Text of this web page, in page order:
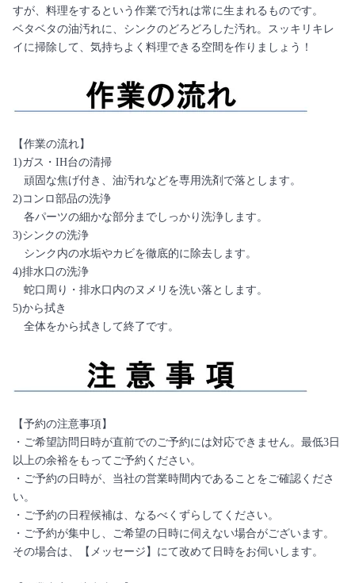
すが、料理をするという作業で汚れは常に生まれるものです。
ベタベタの油汚れに、シンクのどろどろした汚れ。スッキリキレ
イに掃除して、気持ちよく料理できる空間を作りましょう！
【作業の流れ】
1)ガス・IH台の清掃
頑固な焦げ付き、油汚れなどを専用洗剤で落とします。
2)コンロ部品の洗浄
各パーツの細かな部分までしっかり洗浄します。
3)シンクの洗浄
シンク内の水垢やカビを徹底的に除去します。
4)排水口の洗浄
蛇口周り・排水口内のヌメリを洗い落とします。
5)から拭き
全体をから拭きして終了です。
【予約の注意事項】
・ご希望訪問日時が直前でのご予約には対応できません。最低3日
以上の余裕をもってご予約ください。
・ご予約の日時が、当社の営業時間内であることをご確認くださ
い。
・ご予約の日程候補は、なるべくずらしてください。
・ご予約が集中し、ご希望の日時に伺えない場合がございます。
その場合は、【メッセージ】にて改めて日時をお伺いします。